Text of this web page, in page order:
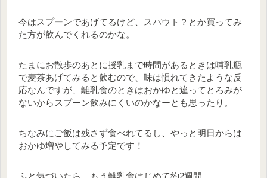
今はスプーンであげてるけど、スパウト？とか買ってみ
た方が飲んでくれるのかな。
たまにお散歩のあとに授乳まで時間があるときは哺乳瓶
で麦茶あげてみると飲むので、味は慣れてきたような反
応なんですが、離乳食のときはおかゆと違ってとろみが
ないからスプーン飲みにくいのかなーとも思ったり。
ちなみにご飯は残さず食べれてるし、やっと明日からは
おかゆ増やしてみる予定です！
ふと気づいたら、もう離乳食はじめて約2週間。